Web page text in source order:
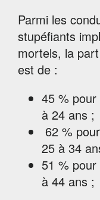
Parmi les
stupéfiants
mortels, la
est de :
45 %
à 24 ans ;
62 %
25 à 34
51 %
à 44 ans ;